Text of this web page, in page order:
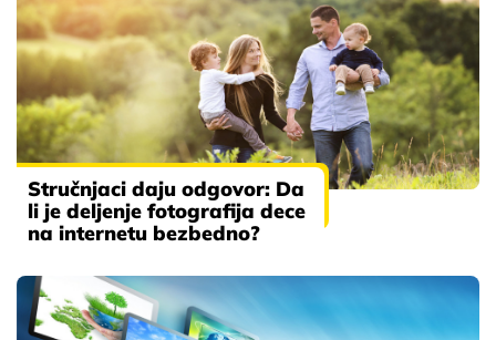
Stručnjaci daju odgovor: Da
li je deljenje fotografija dece
na internetu bezbedno?